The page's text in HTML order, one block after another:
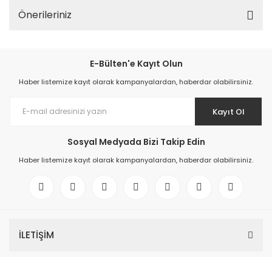
Önerileriniz
E-Bülten'e Kayıt Olun
Haber listemize kayıt olarak kampanyalardan, haberdar olabilirsiniz.
Kayıt Ol
Sosyal Medyada Bizi Takip Edin
Haber listemize kayıt olarak kampanyalardan, haberdar olabilirsiniz.
İLETİŞİM